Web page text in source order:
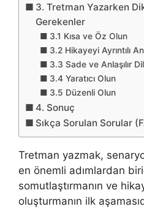
3. Tretman Yazarken
Gerekenler
3.1 Kısa ve Öz Olun
3.2 Hikayeyi Ayrıntılı
3.3 Sade ve Anlaşılır
3.4 Yaratıcı Olun
3.5 Düzenli Olun
4. Sonuç
Sıkça Sorulan Sorular
Tretman yazmak,
en önemli adımlardan
somutlaştırmanın ve
oluşturmanın ilk